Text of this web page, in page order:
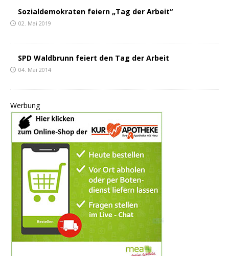
Sozialdemokraten feiern „Tag der Arbeit“
02. Mai 2019
SPD Waldbrunn feiert den Tag der Arbeit
04. Mai 2014
Werbung